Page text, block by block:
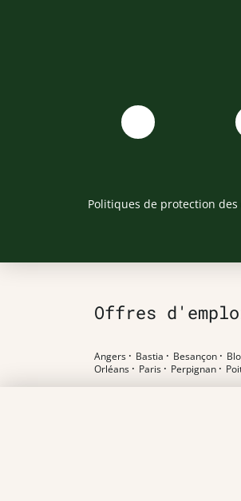
Politiques de protection
Offres
Angers · Bastia · Besançon ·
Orléans · Paris · Perpignan ·
Offres